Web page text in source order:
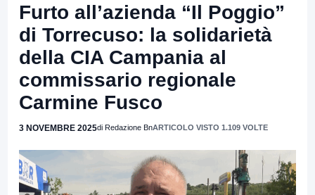
Furto all’azienda “Il Poggio”
di Torrecuso: la solidarietà
della CIA Campania al
commissario regionale
Carmine Fusco
3 NOVEMBRE 2025di Redazione BnARTICOLO VISTO 1.109 VOLTE